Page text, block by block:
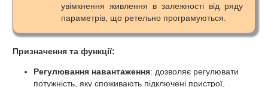
увімкнення живлення в залежності від ряду
параметрів, що ретельно програмуються.
Призначення та функції:
Регулювання навантаження: дозволяє регулювати
потужність, яку споживають підключені пристрої,